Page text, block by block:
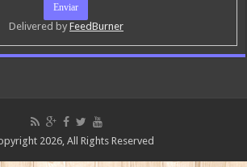
Delivered by FeedBurner
2026, All Rights Reserved